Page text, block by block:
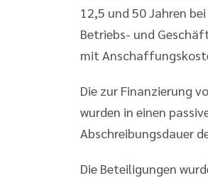
12,5 und 50 Jahren
Betriebs- und
mit
Die zur Finanzierung
wurden in einen
Abschreibungsdauer
Die Beteiligungen